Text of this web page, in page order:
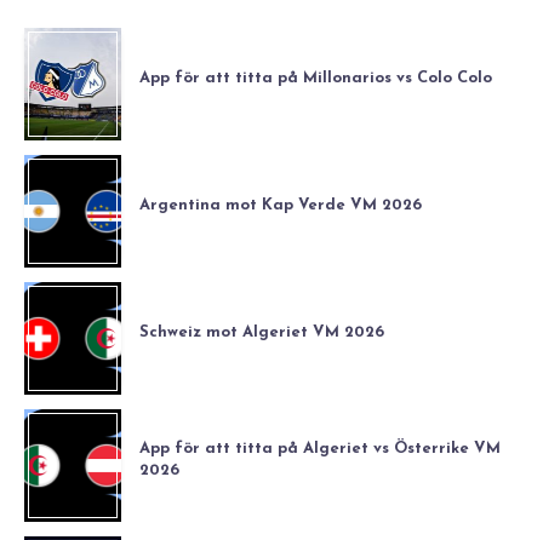
App för att titta på Millonarios vs Colo Colo
Argentina mot Kap Verde VM 2026
Schweiz mot Algeriet VM 2026
App för att titta på Algeriet vs Österrike VM
2026